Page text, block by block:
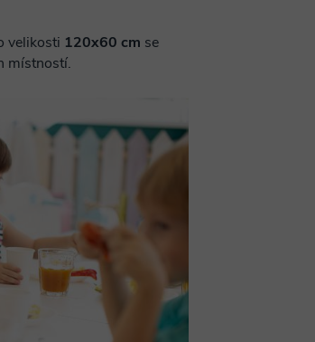
velikosti 120x60 cm se
místností.